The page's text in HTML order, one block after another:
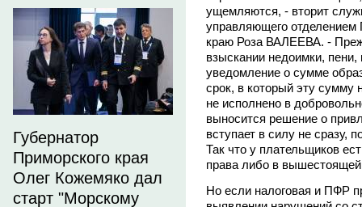
Губернатор
Приморского края
Олег Кожемяко дал
старт "Морскому
ущемляются, - вторит
управляющего
краю Роза ВАЛЕЕВА. -
взыскании недоимки,
уведомление о сумме
срок, в который эту сумму
не исполнено в
выносится решение о
вступает в силу не сразу,
Так что у плательщиков
права либо в
Но если налоговая и ПФР